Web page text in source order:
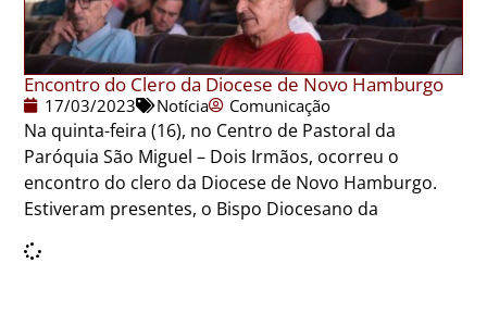
Encontro do Clero da Diocese de Novo Hamburgo
17/03/2023 Notícia Comunicação
Na quinta-feira (16), no Centro de Pastoral da
Paróquia São Miguel – Dois Irmãos, ocorreu o
encontro do clero da Diocese de Novo Hamburgo.
Estiveram presentes, o Bispo Diocesano da